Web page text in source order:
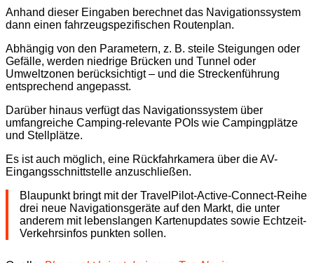
Anhand dieser Eingaben berechnet das Navigationssystem
dann einen fahrzeugspezifischen Routenplan.
Abhängig von den Parametern, z. B. steile Steigungen oder
Gefälle, werden niedrige Brücken und Tunnel oder
Umweltzonen berücksichtigt – und die Streckenführung
entsprechend angepasst.
Darüber hinaus verfügt das Navigationssystem über
umfangreiche Camping-relevante POIs wie Campingplätze
und Stellplätze.
Es ist auch möglich, eine Rückfahrkamera über die AV-
Eingangsschnittstelle anzuschließen.
Blaupunkt bringt mit der TravelPilot-Active-Connect-Reihe
drei neue Navigationsgeräte auf den Markt, die unter
anderem mit lebenslangen Kartenupdates sowie Echtzeit-
Verkehrsinfos punkten sollen.